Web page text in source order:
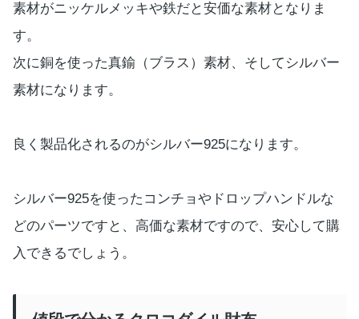
素材がニッケルメッキや鉄だと安価な素材となりま
す。
次に銅を使った真鍮（ブラス）素材、そしてシルバー
素材になります。
良く製品化されるのがシルバー925になります。
シルバー925を使ったコンチョやドロップハンドルな
どのパーツですと、高価な素材ですので、安心して購
入できるでしょう。